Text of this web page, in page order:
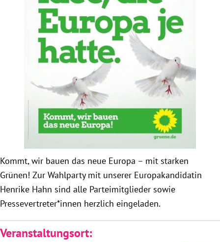
Mein Abstimmungsverhalten
Ämter, Funktionen und Einkünfte
Praktikum
Patenschaftsprogramm
München
Zur Person
Kontakt
Kommt, wir bauen das neue Europa – mit starken
Grünen! Zur Wahlparty mit unserer Europakandidatin
Henrike Hahn sind alle Parteimitglieder sowie
Pressevertreter*innen herzlich eingeladen.
Veranstaltungsort: